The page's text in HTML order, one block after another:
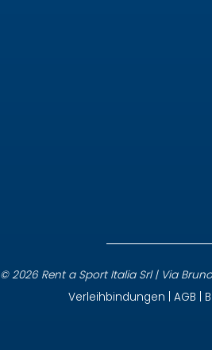
© 2026 Rent a Sport Italia Srl | Via Bruno
Verleihbindungen |AGB